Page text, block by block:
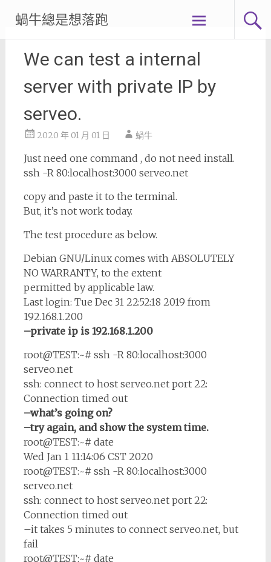
content
蝸牛總是想落跑
We can test a internal
server with private IP by
serveo.
2020 年 01 月 01 日 蝸牛
Just need one command , do not need install.
ssh -R 80:localhost:3000 serveo.net
copy and paste it to the terminal.
But, it’s not work today.
The test procedure as below.
Debian GNU/Linux comes with ABSOLUTELY
NO WARRANTY, to the extent
permitted by applicable law.
Last login: Tue Dec 31 22:52:18 2019 from
192.168.1.200
–private ip is 192.168.1.200
root@TEST:~# ssh -R 80:localhost:3000
serveo.net
ssh: connect to host serveo.net port 22:
Connection timed out
–what’s going on?
–try again, and show the system time.
root@TEST:~# date
Wed Jan 1 11:14:06 CST 2020
root@TEST:~# ssh -R 80:localhost:3000
serveo.net
ssh: connect to host serveo.net port 22:
Connection timed out
–it takes 5 minutes to connect serveo.net, but
fail
root@TEST:~# date